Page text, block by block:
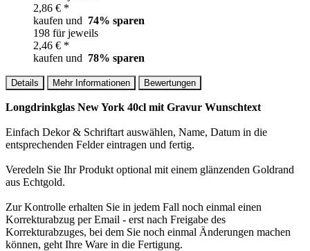
2,86 € *
kaufen und 74% sparen
198 für jeweils
2,46 € *
kaufen und 78% sparen
Details Mehr Informationen Bewertungen
Longdrinkglas New York 40cl mit Gravur Wunschtext
Einfach Dekor & Schriftart auswählen, Name, Datum in die
entsprechenden Felder eintragen und fertig.
Veredeln Sie Ihr Produkt optional mit einem glänzenden Goldrand
aus Echtgold.
Zur Kontrolle erhalten Sie in jedem Fall noch einmal einen
Korrekturabzug per Email - erst nach Freigabe des
Korrekturabzuges, bei dem Sie noch einmal Änderungen machen
können, geht Ihre Ware in die Fertigung.